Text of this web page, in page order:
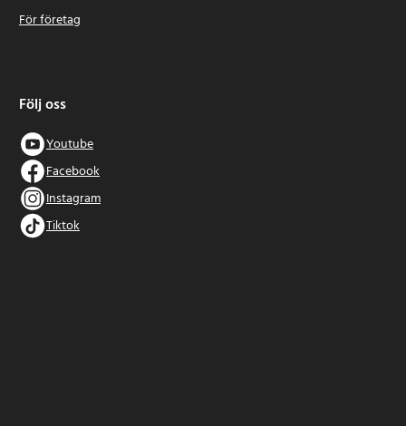
För företag
Följ oss
Youtube
Facebook
Instagram
Tiktok